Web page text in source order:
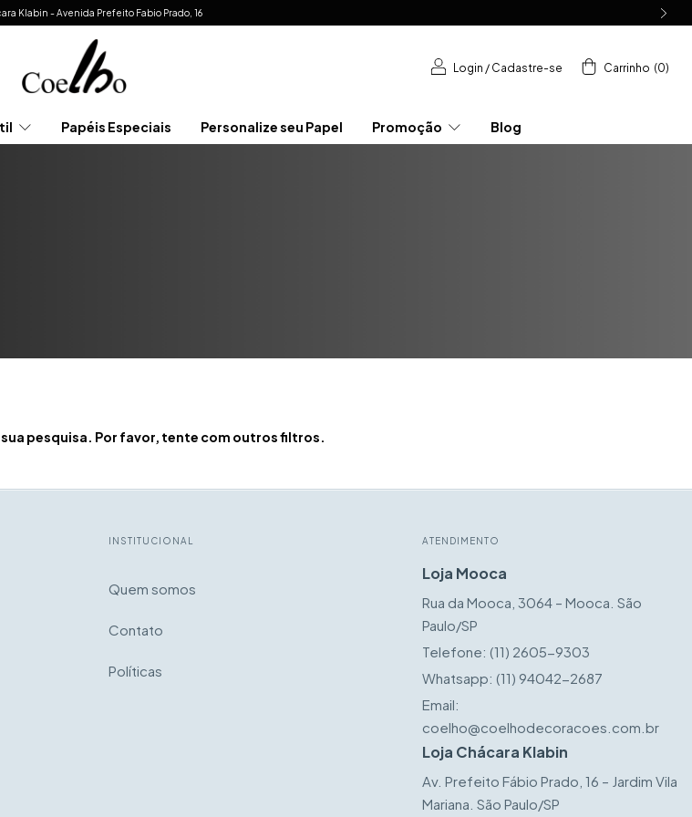
Klabin - Avenida Prefeito Fabio Prado, 16
Login / Cadastre-se Carrinho (0)
Papéis Especiais Personalize seu Papel Promoção Blog
pesquisa. Por favor, tente com outros filtros.
INSTITUCIONAL
Quem somos
Contato
Políticas
ATENDIMENTO
Loja Mooca
Rua da Mooca, 3064 – Mooca. São
Paulo/SP
Telefone: (11) 2605-9303
Whatsapp: (11) 94042-2687
Email:
coelho@coelhodecoracoes.com.br
Loja Chácara Klabin
Av. Prefeito Fábio Prado, 16 – Jardim Vila
Mariana. São Paulo/SP